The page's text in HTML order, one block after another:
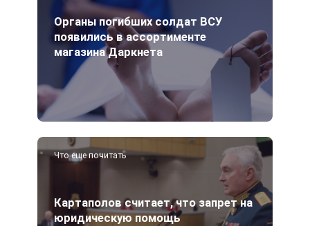
Органы погибших солдат ВСУ
появились в ассортименте
магазина Даркнета
Что еще почитать
Картаполов считает, что запрет на
юридическую помощь